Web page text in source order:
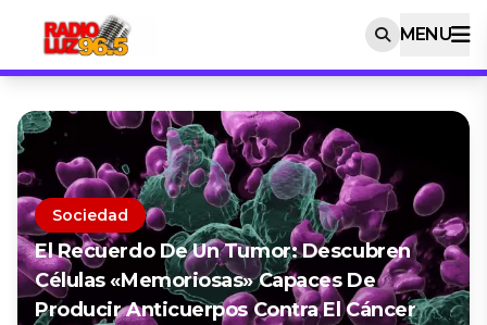
MENU
Sociedad
El Recuerdo De Un Tumor: Descubren
Células «memoriosas» Capaces De
Producir Anticuerpos Contra El Cáncer